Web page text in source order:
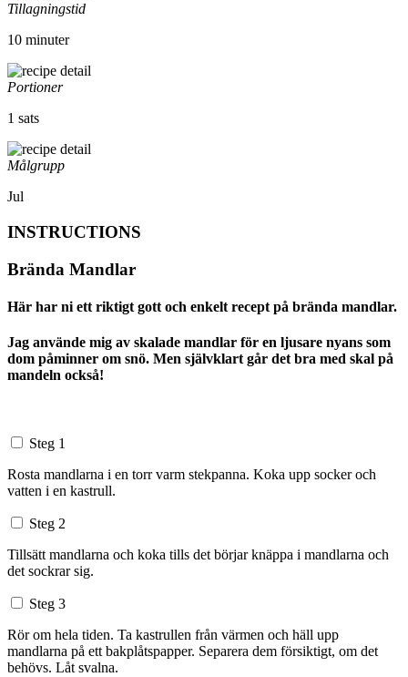
Tillagningstid
10 minuter
Portioner
1 sats
Målgrupp
Jul
INSTRUCTIONS
Brända Mandlar
Här har ni ett riktigt gott och enkelt recept på brända mandlar.
Jag använde mig av skalade mandlar för en ljusare nyans som
dom påminner om snö. Men självklart går det bra med skal på
mandeln också!
Steg 1
Rosta mandlarna i en torr varm stekpanna. Koka upp socker och
vatten i en kastrull.
Steg 2
Tillsätt mandlarna och koka tills det börjar knäppa i mandlarna och
det sockrar sig.
Steg 3
Rör om hela tiden. Ta kastrullen från värmen och häll upp
mandlarna på ett bakplåtspapper. Separera dem försiktigt, om det
behövs. Låt svalna.